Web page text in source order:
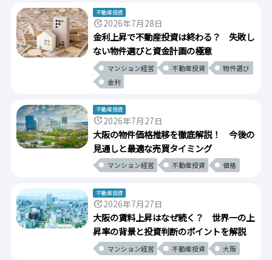
不動産投資
update2026年7月28日
金利上昇で不動産投資は終わる？ 失敗し
ない物件選びと資金計画の極意
マンション経営 不動産投資
物件選び
金利
不動産投資
update2026年7月27日
大阪の物件価格推移を徹底解説！ 今後の
見通しと最適な売買タイミング
マンション経営 不動産投資 価格
不動産投資
update2026年7月27日
大阪の賃料上昇はなぜ続く？ 世界一の上
昇率の背景と投資判断のポイントを解説
マンション経営 不動産投資 大阪